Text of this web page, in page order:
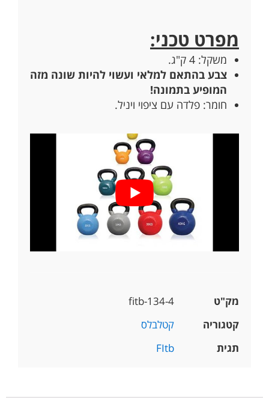
מפרט טכני:
משקל: 4 ק"ג.
צבע בהתאם למלאי ועשוי להיות שונה מזה
המופיע בתמונה!
חומר: פלדה עם ציפוי ויניל.
מק"ט
fitb-134-4
קטגוריה
קטלבלס
תגית
FItb